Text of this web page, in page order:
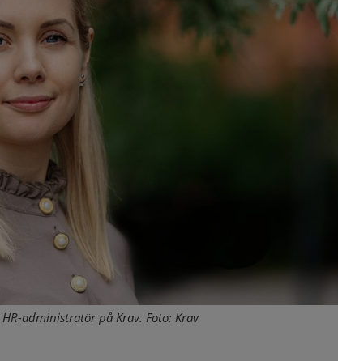
administratör på Krav. Foto: Krav